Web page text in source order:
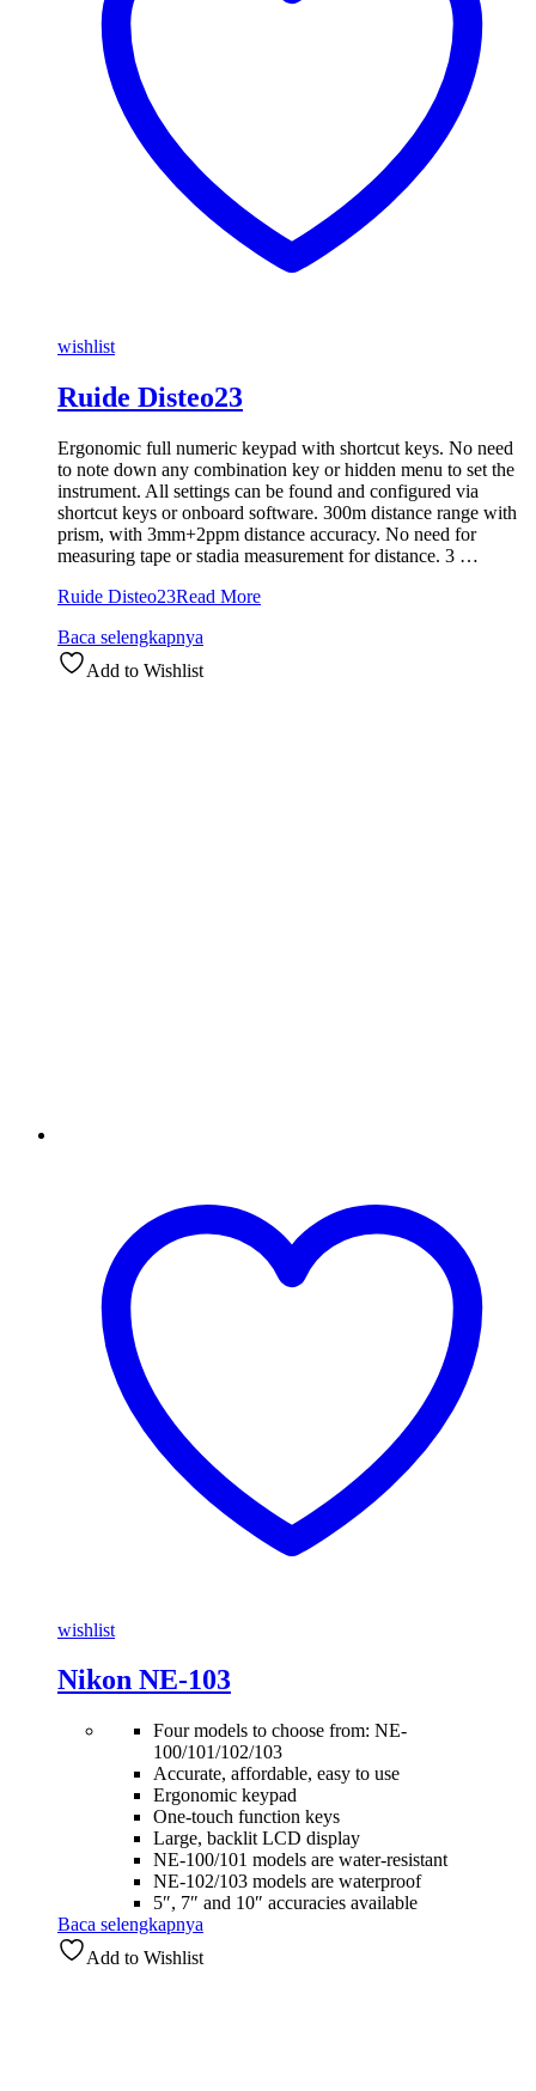
wishlist
Ruide Disteo23
Ergonomic full numeric keypad with shortcut keys. No need
to note down any combination key or hidden menu to set the
instrument. All settings can be found and configured via
shortcut keys or onboard software. 300m distance range with
prism, with 3mm+2ppm distance accuracy. No need for
measuring tape or stadia measurement for distance. 3 …
Ruide Disteo23Read More
Baca selengkapnya
Add to Wishlist
wishlist
Nikon NE-103
Four models to choose from: NE-
100/101/102/103
Accurate, affordable, easy to use
Ergonomic keypad
One-touch function keys
Large, backlit LCD display
NE-100/101 models are water-resistant
NE-102/103 models are waterproof
5″, 7″ and 10″ accuracies available
Baca selengkapnya
Add to Wishlist